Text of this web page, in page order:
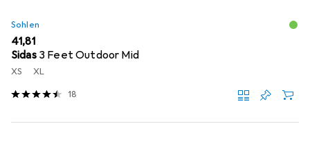
Sohlen
EUR
41,81
Sidas 3 Feet Outdoor Mid
XS XL
18